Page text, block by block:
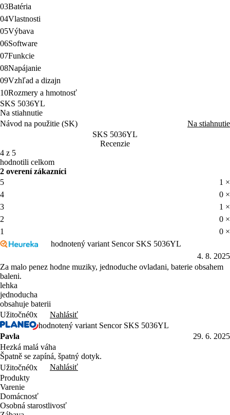
03Batéria
04Vlastnosti
05Výbava
06Software
07Funkcie
08Napájanie
09Vzhľad a dizajn
10Rozmery a hmotnosť
SKS 5036YL
Na stiahnutie
Návod na použitie (SK)
Na stiahnutie
SKS 5036YL
Recenzie
4 z 5
hodnotili celkom
2 overení zákazníci
5
1 ×
4
0 ×
3
1 ×
2
0 ×
1
0 ×
hodnotený variant Sencor SKS 5036YL
4. 8. 2025
Za malo penez hodne muziky, jednoduche ovladani, baterie obsahem
baleni.
lehka
jednoducha
obsahuje baterii
Užitočné0x
Nahlásiť
hodnotený variant Sencor SKS 5036YL
Pavla
29. 6. 2025
Hezká malá váha
Špatně se zapíná, špatný dotyk.
Užitočné0x
Nahlásiť
Produkty
Varenie
Domácnosť
Osobná starostlivosť